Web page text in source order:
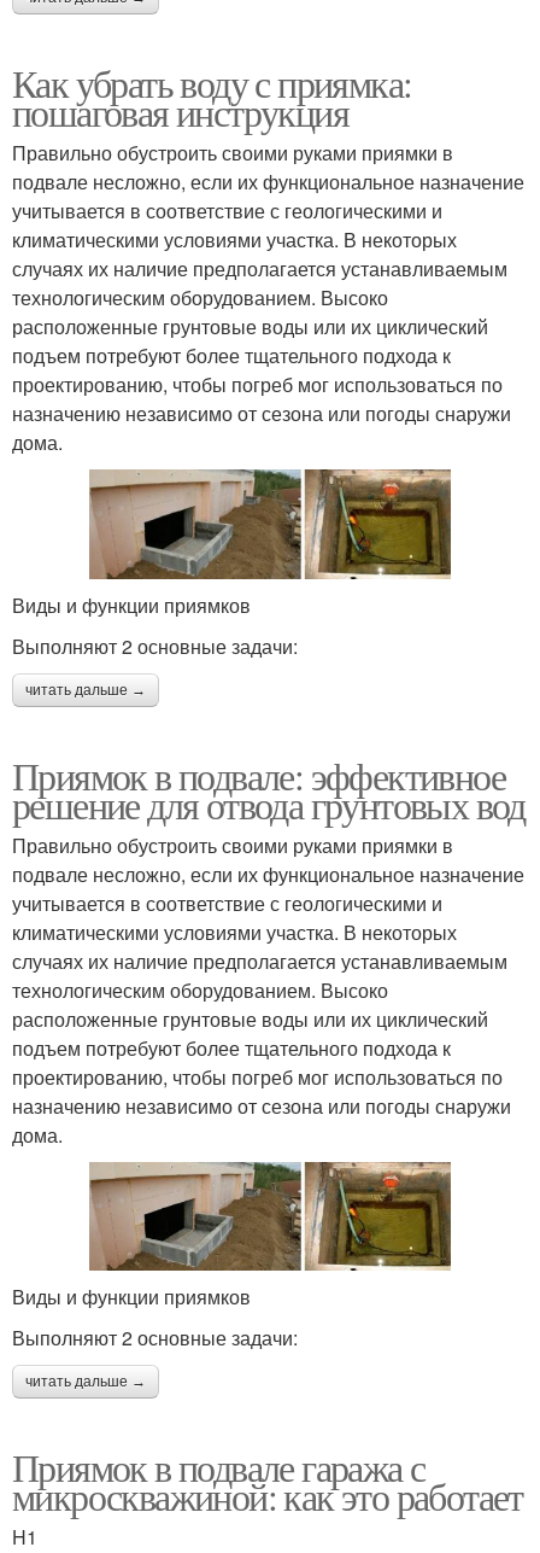
Как убрать воду с приямка:
пошаговая инструкция
Правильно обустроить своими руками приямки в
подвале несложно, если их функциональное назначение
учитывается в соответствие с геологическими и
климатическими условиями участка. В некоторых
случаях их наличие предполагается устанавливаемым
технологическим оборудованием. Высоко
расположенные грунтовые воды или их циклический
подъем потребуют более тщательного подхода к
проектированию, чтобы погреб мог использоваться по
назначению независимо от сезона или погоды снаружи
дома.
Виды и функции приямков
Выполняют 2 основные задачи:
читать дальше →
Приямок в подвале: эффективное
решение для отвода грунтовых вод
Правильно обустроить своими руками приямки в
подвале несложно, если их функциональное назначение
учитывается в соответствие с геологическими и
климатическими условиями участка. В некоторых
случаях их наличие предполагается устанавливаемым
технологическим оборудованием. Высоко
расположенные грунтовые воды или их циклический
подъем потребуют более тщательного подхода к
проектированию, чтобы погреб мог использоваться по
назначению независимо от сезона или погоды снаружи
дома.
Виды и функции приямков
Выполняют 2 основные задачи:
читать дальше →
Приямок в подвале гаража с
микроскважиной: как это работает
H1